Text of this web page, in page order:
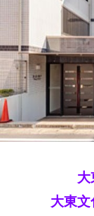
大
大東